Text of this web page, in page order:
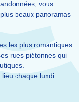
vous
beaux panoramas
les plus romantiques
rues piétonnes qui
lieu chaque lundi